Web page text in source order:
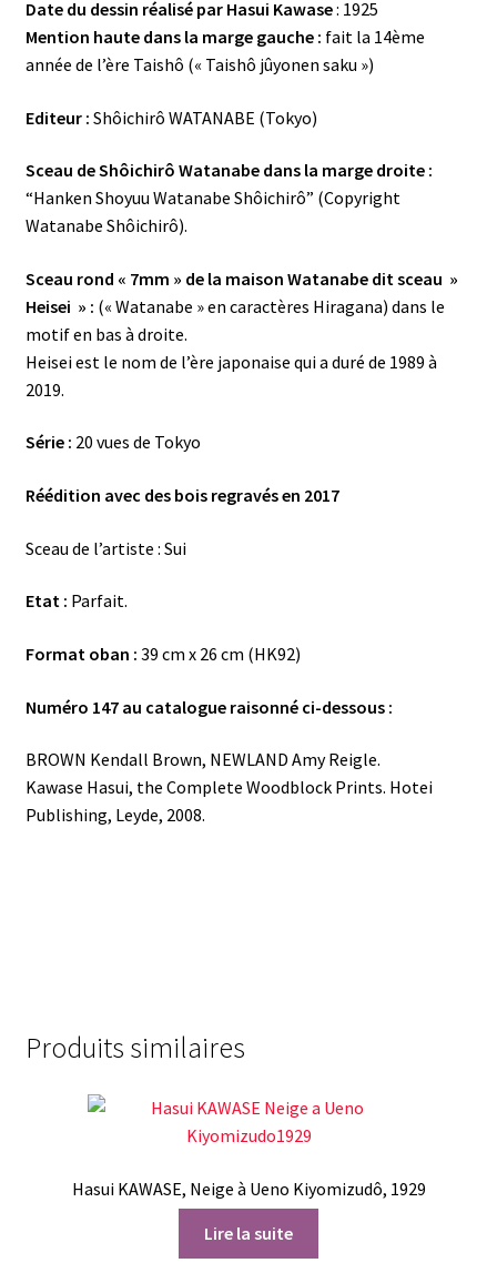
Date du dessin réalisé par Hasui Kawase: 1925
Mention haute dans la marge gauche : fait la 14ème
année de l’ère Taishô (« Taishô jûyonen saku »)
Editeur : Shôichirô WATANABE (Tokyo)
Sceau de Shôichirô Watanabe dans la marge droite :
“Hanken Shoyuu Watanabe Shôichirô” (Copyright
Watanabe Shôichirô).
Sceau rond « 7mm » de la maison Watanabe dit sceau »
Heisei » : (« Watanabe » en caractères Hiragana) dans le
motif en bas à droite.
Heisei est le nom de l’ère japonaise qui a duré de 1989 à
2019.
Série : 20 vues de Tokyo
Réédition avec des bois regravés en 2017
Sceau de l’artiste : Sui
Etat : Parfait.
Format oban : 39 cm x 26 cm (HK92)
Numéro 147 au catalogue raisonné ci-dessous :
BROWN Kendall Brown, NEWLAND Amy Reigle.
Kawase Hasui, the Complete Woodblock Prints. Hotei
Publishing, Leyde, 2008.
Produits similaires
Hasui KAWASE, Neige à Ueno Kiyomizudô, 1929
Lire la suite